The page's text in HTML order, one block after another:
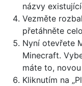
názvy
Vezměte
přetáhněte
Nyní otevřete
Minecraft.
máte to,
Kliknutím na